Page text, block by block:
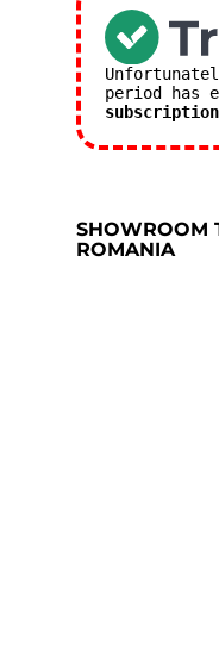
period has
SHOWROOM
ROMANIA